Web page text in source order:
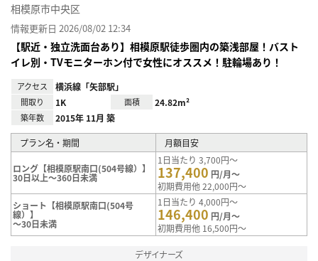
相模原市中央区
情報更新日 2026/08/02 12:34
【駅近・独立洗面台あり】相模原駅徒歩圏内の築浅部屋！バスト
イレ別・TVモニターホン付で女性にオススメ！駐輪場あり！
アクセス 横浜線「矢部駅」
間取り 1K 面積 24.82m²
築年数 2015年 11月 築
プラン名・期間 月額目安
ロング【相模原駅南口(504号線）】
30日以上～360日未満
1日当たり 3,700円～
137,400 円/月～
初期費用他 22,000円～
ショート【相模原駅南口(504号
線）】
～30日未満
1日当たり 4,000円～
146,400 円/月～
初期費用他 16,500円～
デザイナーズ